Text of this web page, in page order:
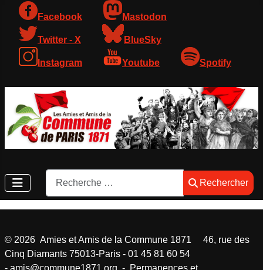
Facebook Mastodon
Twitter - X BlueSky
Instagram Youtube Spotify
Rechercher
Rechercher
© 2026 Amies et Amis de la Commune 1871 46, rue des
Cinq Diamants 75013-Paris - 01 45 81 60 54
- amis@commune1871.org - Permanences et